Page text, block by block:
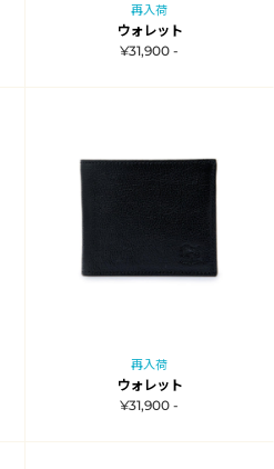
再入荷
ウォレット
¥31,900 -
再入荷
ウォレット
¥31,900 -